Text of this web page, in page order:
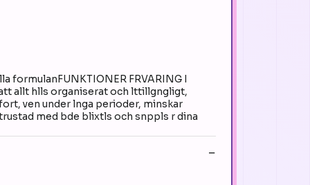
formulanFUNKTIONER FRVARING I
allt hlls organiserat och lttillgngligt,
ven under lnga perioder, minskar
med bde blixtls och snppls r dina